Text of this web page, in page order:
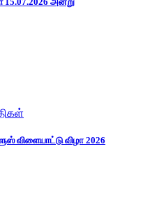
விளையாட்டு விழா 2026